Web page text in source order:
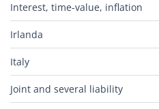
Interest, time-value, inflation
Irlanda
Italy
Joint and several liability